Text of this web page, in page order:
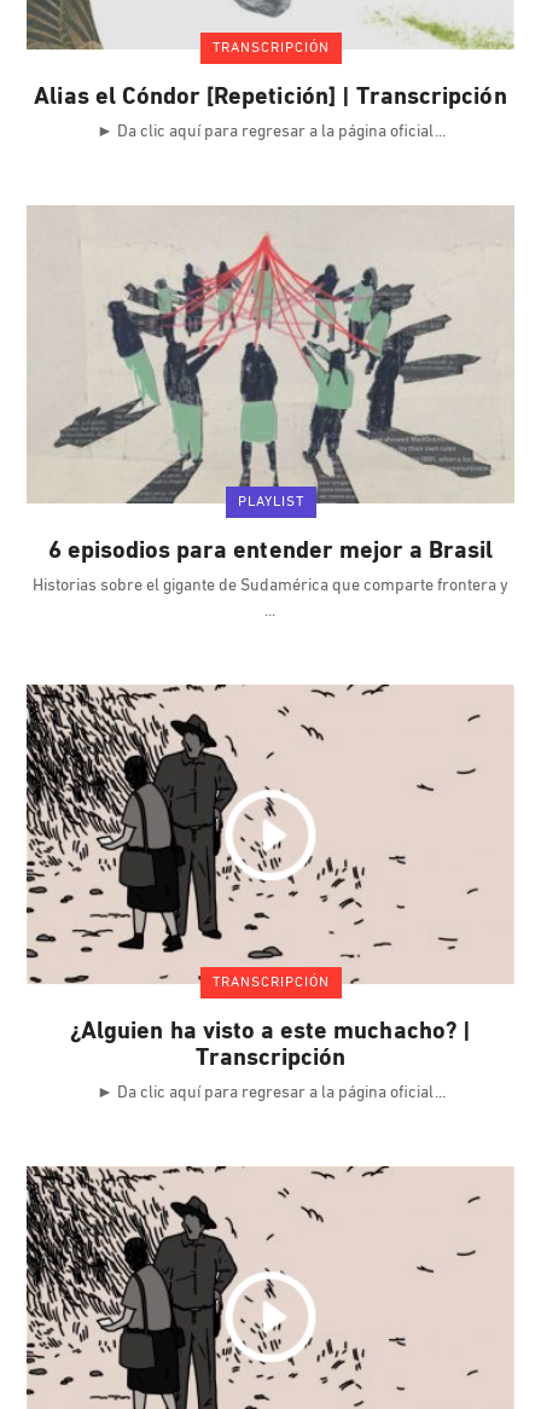
TRANSCRIPCIÓN
Alias el Cóndor [Repetición] | Transcripción
► Da clic aquí para regresar a la página oficial
PLAYLIST
6 episodios para entender mejor a Brasil
Historias sobre el gigante de Sudamérica que comparte frontera y
TRANSCRIPCIÓN
¿Alguien ha visto a este muchacho? |
Transcripción
► Da clic aquí para regresar a la página oficial